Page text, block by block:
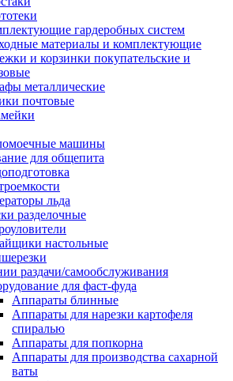
гардеробных систем
материалы и комплектующие
и корзинки покупательские и
металлические
почтовые
машины
для общепита
льда
разделочные
настольные
раздачи/самообслуживания
для фаст-фуда
Аппараты блинные
Аппараты для нарезки картофеля
спиралью
Аппараты для попкорна
Аппараты для производства сахарной
ваты